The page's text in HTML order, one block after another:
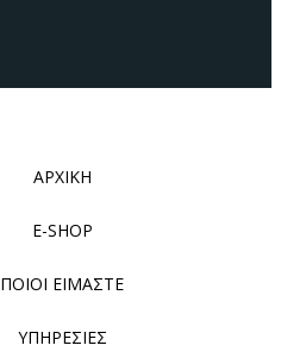
ΑΡΧΙΚΗ
E-SHOP
ΠΟΙΟΙ ΕΙΜΑΣΤΕ
ΥΠΗΡΕΣΙΕΣ